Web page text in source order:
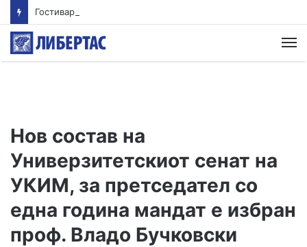
Гостиварци и натаму без пивка вода
Нов состав на
Универзитетскиот сенат на
УКИМ, за претседател со
една година мандат е избран
проф. Владо Бучковски